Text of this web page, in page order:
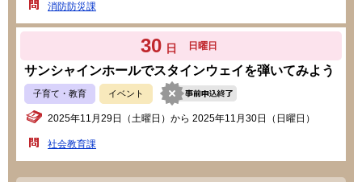
消防防災課
30 日 日曜日
サンシャインホールでスタインウェイを弾いてみよう
子育て・教育 イベント
2025年11月29日（土曜日）から 2025年11月30日（日曜日）
社会教育課